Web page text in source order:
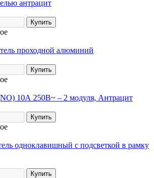
антрацит
проходной алюминий
10А 250В~ – 2 модуля, Антрацит
одноклавишный с подсветкой в рамку